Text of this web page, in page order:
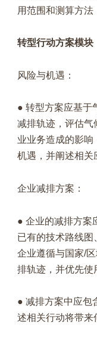
用范围和测算方法
转型行动方案模块
风险与机遇：
● 转型方案应基于
减排轨迹，评估气
业业务造成的影
机遇，并阐述相关
企业减排方案：
● 企业的减排方案
已有的技术路线
企业遵循与国家/
排轨迹，并优先使
● 减排方案中应包
述相关行动将带来